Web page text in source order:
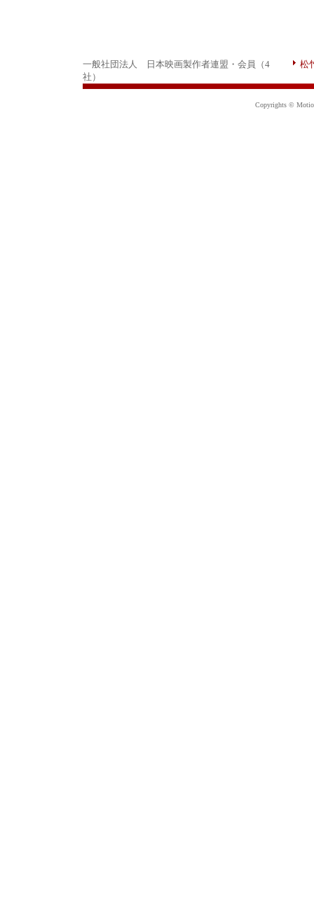
一般社団法人 日本映画製作者連盟・会員（4
社）
松
Copyrights ©